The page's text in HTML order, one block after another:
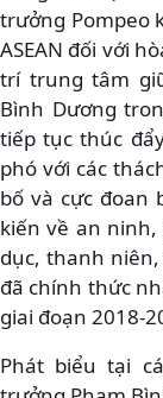
trưởng Pompeo
ASEAN đối với
trí trung tâm
Bình Dương
tiếp tục thúc
phó với các
bố và cực đoan
kiến về an
dục, thanh
đã chính thức
giai đoạn 2018-
Phát biểu tại